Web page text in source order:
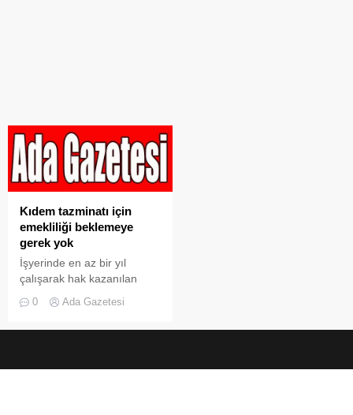
Kıdem tazminatı için
emekliliği beklemeye
gerek yok
İşyerinde en az bir yıl
çalışarak hak kazanılan
koşullarda emeklilik, vefat,
0 Ada Gazetesi